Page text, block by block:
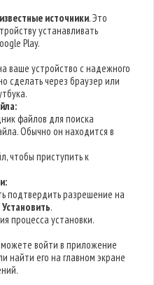
источники. Это
устанавливать
Play.
ваше устройство с надежного
сделать через браузер или
файлов для поиска
Обычно он находится в
чтобы приступить к
подтвердить разрешение на
Установить.
процесса установки.
войти в приложение
найти его на главном экране